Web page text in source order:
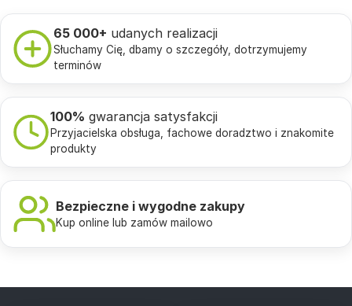
65 000+ udanych realizacji
Słuchamy Cię, dbamy o szczegóły, dotrzymujemy
terminów
100% gwarancja satysfakcji
Przyjacielska obsługa, fachowe doradztwo i znakomite
produkty
Bezpieczne i wygodne zakupy
Kup online lub zamów mailowo